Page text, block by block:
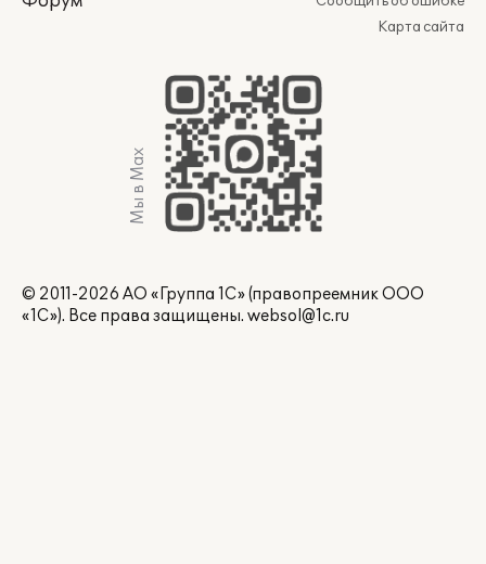
Карта сайта
Мы в Max
© 2011-2026 АО «Группа 1С» (правопреемник ООО
«1С»). Все права защищены. websol@1c.ru